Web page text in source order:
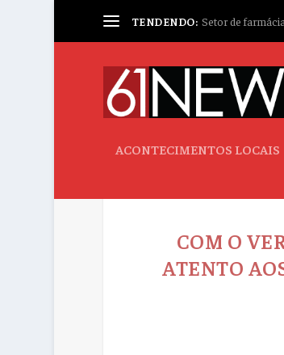
TENDENDO: Setor de
ACONTECIMENTOS LOCAIS
COM O
ATENTO